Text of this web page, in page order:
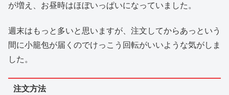
が増え、お昼時はほぼいっぱいになっていました。
週末はもっと多いと思いますが、注文してからあっという
間に小籠包が届くのでけっこう回転がいいような気がしま
した。
注文方法